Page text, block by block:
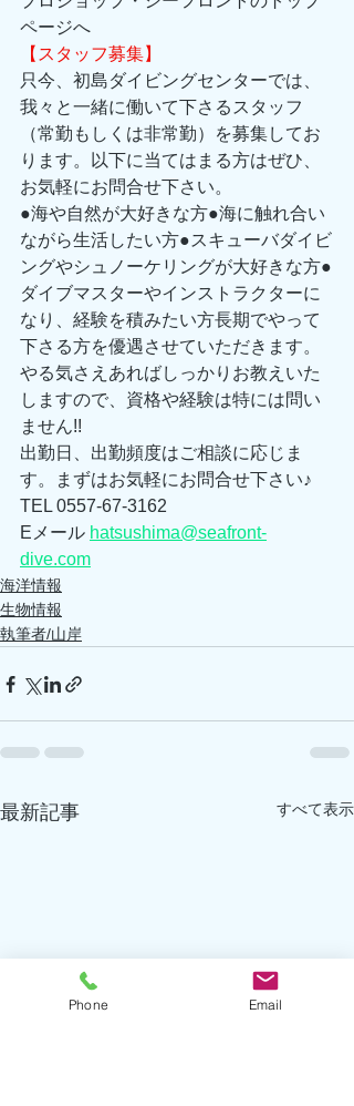
ページへ
【スタッフ募集】
只今、初島ダイビングセンターでは、
我々と一緒に働いて下さるスタッフ
（常勤もしくは非常勤）を募集してお
ります。以下に当てはまる方はぜひ、
お気軽にお問合せ下さい。
●海や自然が大好きな方●海に触れ合い
ながら生活したい方●スキューバダイビ
ングやシュノーケリングが大好きな方●
ダイブマスターやインストラクターに
なり、経験を積みたい方長期でやって
下さる方を優遇させていただきます。
やる気さえあればしっかりお教えいた
しますので、資格や経験は特には問い
ません!!
出勤日、出勤頻度はご相談に応じま
す。まずはお気軽にお問合せ下さい♪
TEL 0557-67-3162
Eメール hatsushima@seafront-
dive.com
海洋情報
生物情報
執筆者/山岸
最新記事 すべて表示
Phone Email